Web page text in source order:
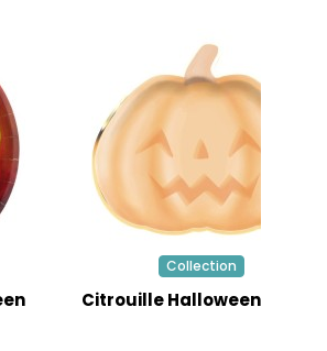
Collection
Citrouille Halloween Pastel